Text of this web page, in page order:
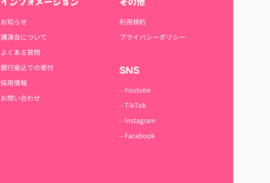
お知らせ
講演会について
よくある質問
銀行振込での寄付
採用情報
お問い合わせ
利用規約
プライバシーポリシー
SNS
– Youtube
– TikTok
– Instagram
– Facebook